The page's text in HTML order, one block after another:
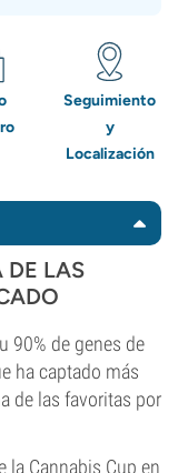
Seguimiento
y
Localización
DE LAS
90% de genes de
ha captado más
de las favoritas por
la Cannabis Cup en